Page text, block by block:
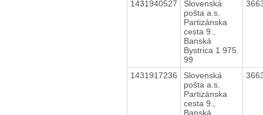
1431940527
Slovenská
pošta a.s.
Partizánska
cesta 9.,
Banská
Bystrica 1 975
99
1431917236
Slovenská
pošta a.s.
Partizánska
cesta 9.,
Banská